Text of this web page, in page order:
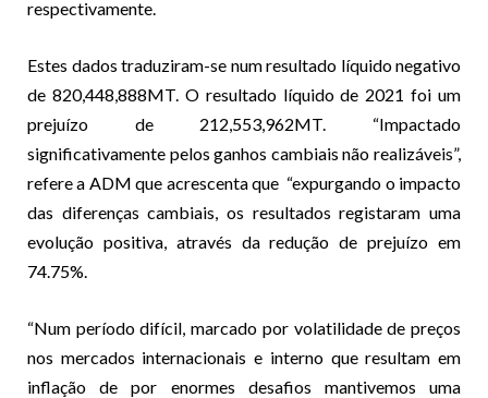
respectivamente.
Estes dados traduziram-se num resultado líquido negativo
de 820,448,888MT. O resultado líquido de 2021 foi um
prejuízo de 212,553,962MT. “Impactado
significativamente pelos ganhos cambiais não realizáveis”,
refere a ADM que acrescenta que “expurgando o impacto
das diferenças cambiais, os resultados registaram uma
evolução positiva, através da redução de prejuízo em
74.75%.
“Num período difícil, marcado por volatilidade de preços
nos mercados internacionais e interno que resultam em
inflação de por enormes desafios mantivemos uma